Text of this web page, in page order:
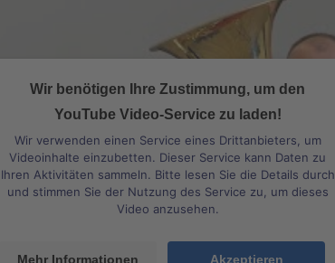
Wir benötigen Ihre Zustimmung, um den
YouTube Video-Service zu laden!
Wir verwenden einen Service eines Drittanbieters, um
Videoinhalte einzubetten. Dieser Service kann Daten zu
Ihren Aktivitäten sammeln. Bitte lesen Sie die Details durch
und stimmen Sie der Nutzung des Service zu, um dieses
Video anzusehen.
Mehr Informationen Akzeptieren